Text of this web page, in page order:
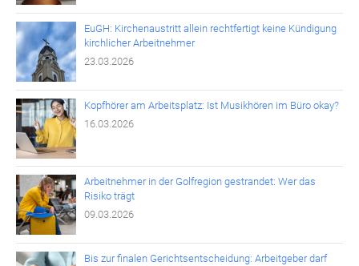
EuGH: Kirchenaustritt allein rechtfertigt keine Kündigung
kirchlicher Arbeitnehmer
23.03.2026
Kopfhörer am Arbeitsplatz: Ist Musikhören im Büro okay?
16.03.2026
Arbeitnehmer in der Golfregion gestrandet: Wer das
Risiko trägt
09.03.2026
Bis zur finalen Gerichtsentscheidung: Arbeitgeber darf